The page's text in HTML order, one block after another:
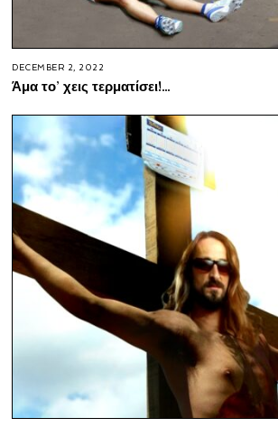
DECEMBER 2, 2022
Άμα το’ χεις τερματίσει!…